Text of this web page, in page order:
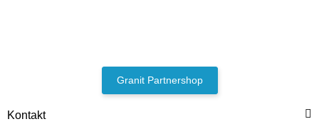
Granit Partnershop
Kontakt